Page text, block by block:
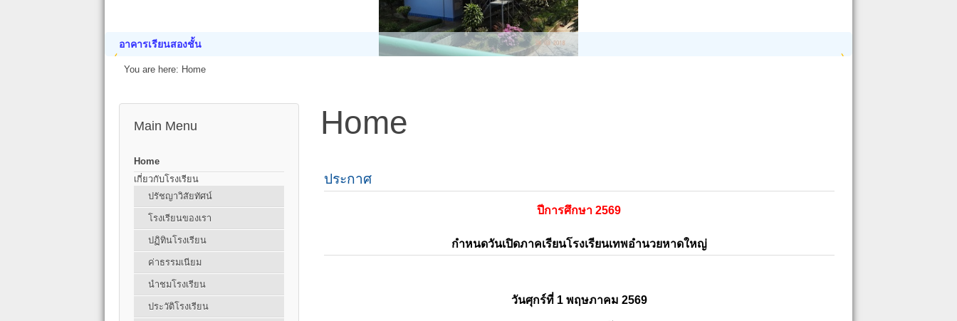
อาคารเรียนสองชั้น
You are here: Home
Main Menu
Home
เกี่ยวกับโรงเรียน
ปรัชญาวิสัยทัศน์
โรงเรียนของเรา
ปฏิทินโรงเรียน
ค่าธรรมเนียม
นำชมโรงเรียน
ประวัติโรงเรียน
Home
ประกาศ
ปีการศึกษา 2569
กำหนดวันเปิดภาคเรียนโรงเรียนเทพอำนวยหาดใหญ่
วันศุกร์ที่ 1 พฤษภาคม 2569